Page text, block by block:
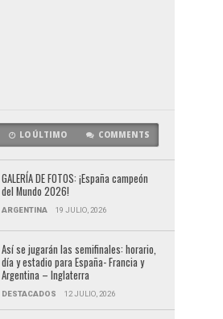
LO ÚLTIMO COMMENTS
GALERÍA DE FOTOS: ¡España campeón
del Mundo 2026!
ARGENTINA 19 JULIO, 2026
Así se jugarán las semifinales: horario,
día y estadio para España- Francia y
Argentina – Inglaterra
DESTACADOS 12 JULIO, 2026